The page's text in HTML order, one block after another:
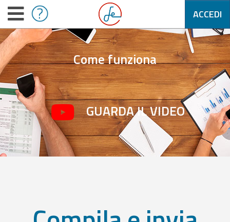
ACCEDI
Come funziona
GUARDA IL VIDEO